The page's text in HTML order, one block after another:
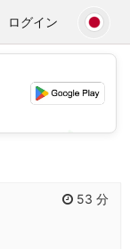
ログイン
💕
53 分